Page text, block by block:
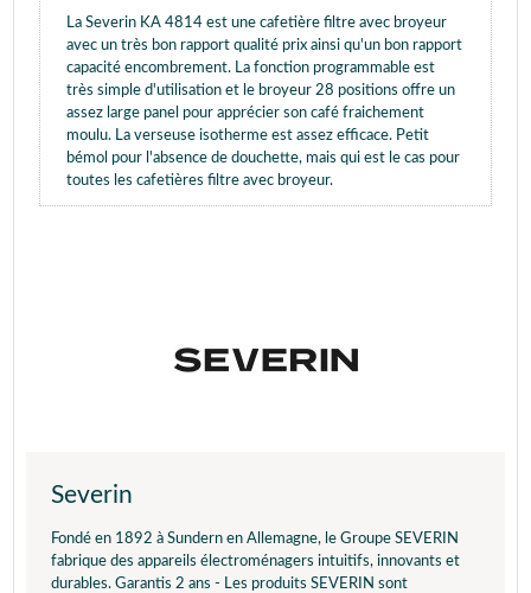
La Severin KA 4814 est une cafetière filtre avec broyeur
avec un très bon rapport qualité prix ainsi qu'un bon rapport
capacité encombrement. La fonction programmable est
très simple d'utilisation et le broyeur 28 positions offre un
assez large panel pour apprécier son café fraichement
moulu. La verseuse isotherme est assez efficace. Petit
bémol pour l'absence de douchette, mais qui est le cas pour
toutes les cafetières filtre avec broyeur.
Severin
Fondé en 1892 à Sundern en Allemagne, le Groupe SEVERIN
fabrique des appareils électroménagers intuitifs, innovants et
durables. Garantis 2 ans - Les produits SEVERIN sont